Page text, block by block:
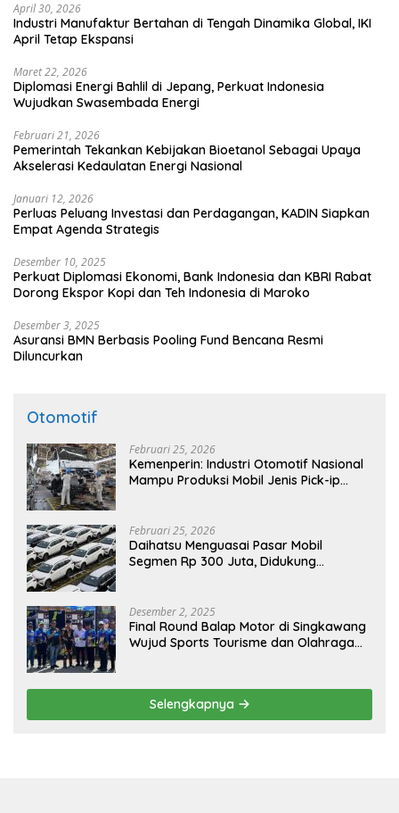
April 30, 2026
Industri Manufaktur Bertahan di Tengah Dinamika Global, IKI
April Tetap Ekspansi
Maret 22, 2026
Diplomasi Energi Bahlil di Jepang, Perkuat Indonesia
Wujudkan Swasembada Energi
Februari 21, 2026
Pemerintah Tekankan Kebijakan Bioetanol Sebagai Upaya
Akselerasi Kedaulatan Energi Nasional
Januari 12, 2026
Perluas Peluang Investasi dan Perdagangan, KADIN Siapkan
Empat Agenda Strategis
Desember 10, 2025
Perkuat Diplomasi Ekonomi, Bank Indonesia dan KBRI Rabat
Dorong Ekspor Kopi dan Teh Indonesia di Maroko
Desember 3, 2025
Asuransi BMN Berbasis Pooling Fund Bencana Resmi
Diluncurkan
Otomotif
Februari 25, 2026
Kemenperin: Industri Otomotif Nasional
Mampu Produksi Mobil Jenis Pick-ip
Februari 25, 2026
Daihatsu Menguasai Pasar Mobil
Segmen Rp 300 Juta, Didukung
Desember 2, 2025
Final Round Balap Motor di Singkawang
Wujud Sports Tourisme dan Olahraga
Selengkapnya